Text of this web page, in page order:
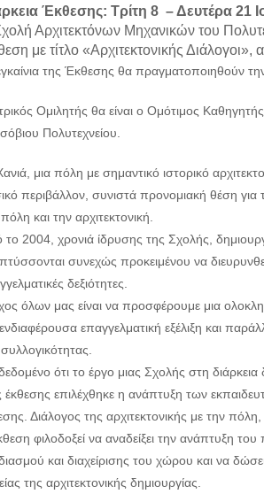
Έκθεσης: Τρίτη 8 – Δευτέρα 21
Αρχιτεκτόνων Μηχανικών του
με τίτλο «Αρχιτεκτονικής
της Έκθεσης θα πραγματοποιηθούν
Ομιλητής θα είναι ο Ομότιμος
Πολυτεχνείου.
μια πόλη με σημαντικό ιστορικό
περιβάλλον, συνιστά προνομιακή θέση για
και την αρχιτεκτονική.
2004, χρονιά ίδρυσης της Σχολής,
συνεχώς προκειμένου να
δεξιότητες.
όλων μας είναι να προσφέρουμε μια
επαγγελματική εξέλιξη και
ότι το έργο μιας Σχολής στη
έκθεσης επιλέχθηκε η ανάπτυξη των
Διάλογος της αρχιτεκτονικής με την
φιλοδοξεί να αναδείξει την ανάπτυξη
και διαχείρισης του χώρου και να
της αρχιτεκτονικής δημιουργίας.